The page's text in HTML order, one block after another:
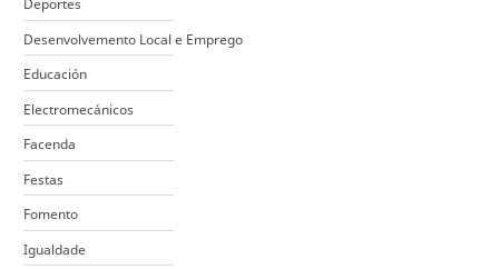
Deportes
Desenvolvemento Local e Emprego
Educación
Electromecánicos
Facenda
Festas
Fomento
Igualdade